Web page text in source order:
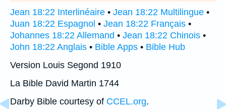
Jean 18:22 Interlinéaire • Jean 18:22 Multilingue •
Juan 18:22 Espagnol • Jean 18:22 Français •
Johannes 18:22 Allemand • Jean 18:22 Chinois •
John 18:22 Anglais • Bible Apps • Bible Hub
Version Louis Segond 1910
La Bible David Martin 1744
Darby Bible courtesy of CCEL.org.